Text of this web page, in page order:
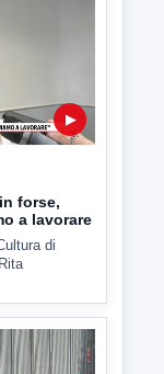
forse,
a lavorare
di